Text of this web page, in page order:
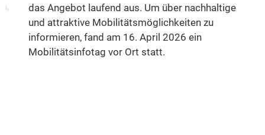
das Angebot laufend aus. Um über nachhaltige
und attraktive Mobilitätsmöglichkeiten zu
informieren, fand am 16. April 2026 ein
Mobilitätsinfotag vor Ort statt.